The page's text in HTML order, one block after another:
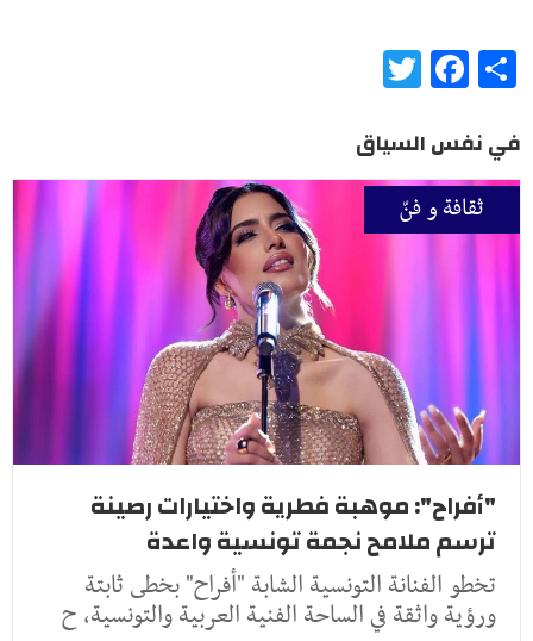
Share
Facebook
في نفس السياق
ثقافة و فنّ
"أفراح": موهبة فطرية واختيارات رصينة
ترسم ملامح نجمة تونسية واعدة
تخطو الفنانة التونسية الشابة "أفراح" بخطى ثابتة
ورؤية واثقة في الساحة الفنية العربية والتونسية، ح